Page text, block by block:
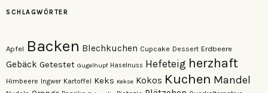
SCHLAGWÖRTER
Apfel Backen Blechkuchen Cupcake Dessert Erdbeere
Gebäck Getestet Gugelhupf Haselnuss Hefeteig herzhaft
Himbeere Ingwer Kartoffel Keks Kekse Kokos Kuchen Mandel